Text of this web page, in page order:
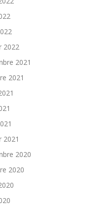
2022
2021
2021
2021
2020
2020